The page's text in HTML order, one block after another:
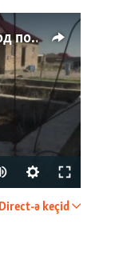
Погром в темноте: в Бишкеке под покровом ночи неизвестные на тракторе снесли три десятка частных домов
Direct-ə keçid